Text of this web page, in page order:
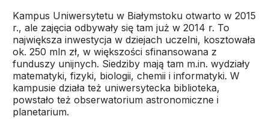
Kampus Uniwersytetu w Białymstoku otwarto w 2015
r., ale zajęcia odbywały się tam już w 2014 r. To
największa inwestycja w dziejach uczelni, kosztowała
ok. 250 mln zł, w większości sfinansowana z
funduszy unijnych. Siedziby mają tam m.in. wydziały
matematyki, fizyki, biologii, chemii i informatyki. W
kampusie działa też uniwersytecka biblioteka,
powstało też obserwatorium astronomiczne i
planetarium.